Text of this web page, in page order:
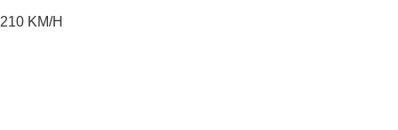
210 KM/H